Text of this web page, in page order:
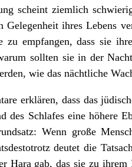
scheint ziemlich
Gelegenheit ihres Lebens
zu empfangen, dass sie
sollten sie in der
wie das nächtliche
erklären, dass das
des Schlafes eine höhere
Wenn große
deutet die
Hara gab, das sie zu